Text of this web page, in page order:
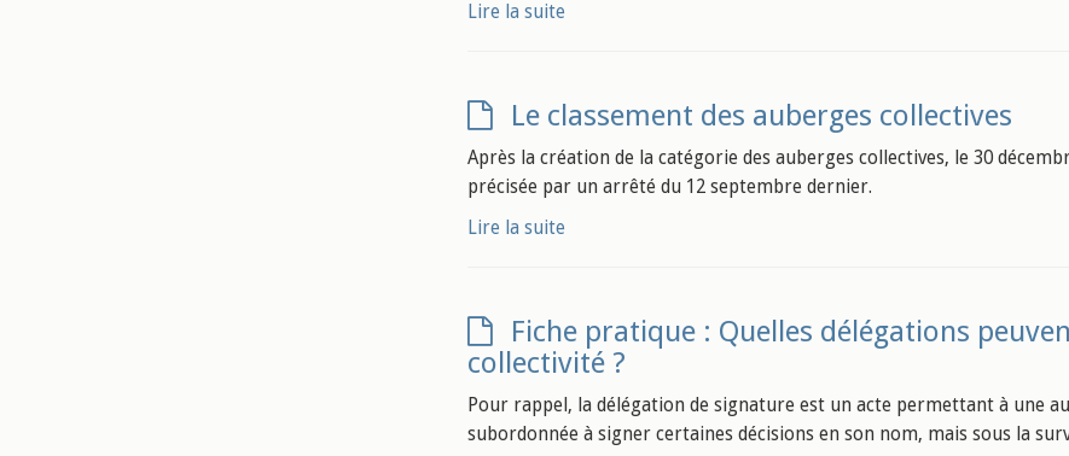
Lire la suite
Le classement des auberges collectives
Après la création de la catégorie des auberges collectives, le 30
précisée par un arrêté du 12 septembre dernier.
Lire la suite
Fiche pratique : Quelles délégations
collectivité ?
Pour rappel, la délégation de signature est un acte permettant à une
subordonnée à signer certaines décisions en son nom, mais sous la